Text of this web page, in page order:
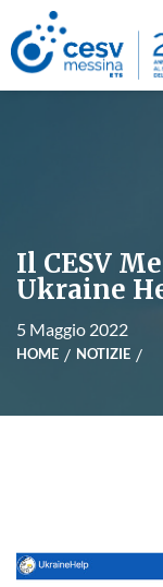
Il CESV
Ukraine
5 Maggio 2022
HOME NOTIZIE